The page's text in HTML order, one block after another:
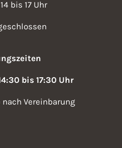
bis 17 Uhr
bis 17:30 Uhr
nach Vereinbarung